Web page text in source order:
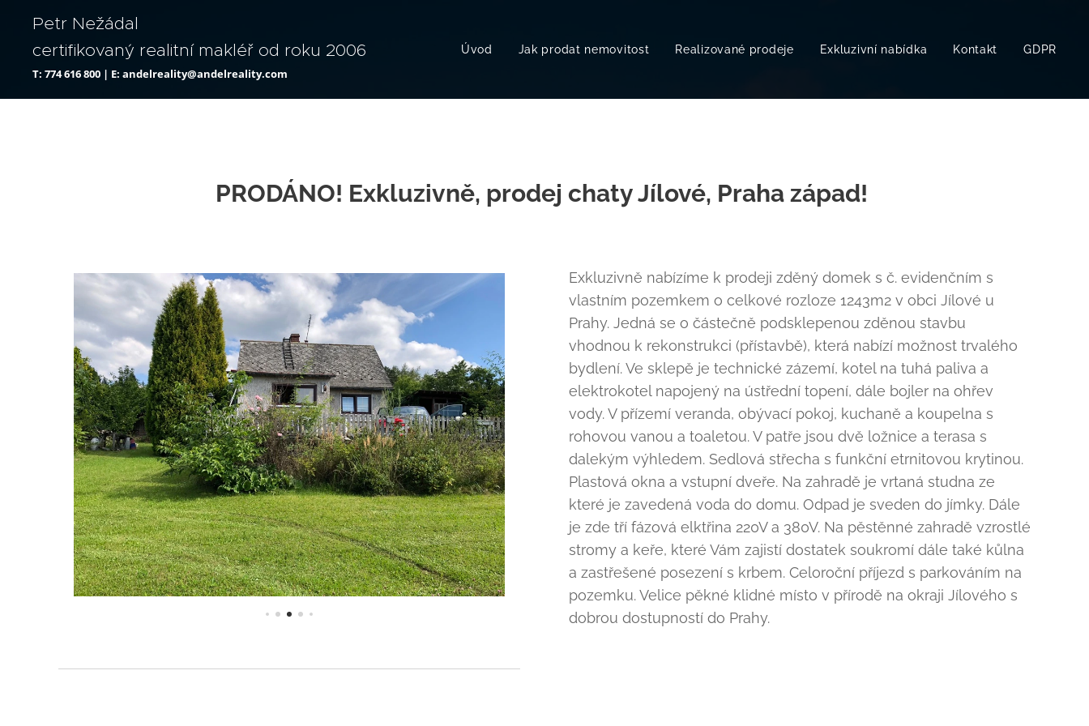
Petr Nežádal
certifikovaný realitní makléř od roku 2006
T: 774 616 800 | E: andelreality@andelreality.com
Úvod Jak prodat nemovitost Realizované prodeje Exkluzivní nabídka Kontakt GDPR
PRODÁNO! Exkluzivně, prodej chaty Jílové, Praha západ!
Exkluzivně nabízíme k prodeji zděný domek s č. evidenčním s
vlastním pozemkem o celkové rozloze 1243m2 v obci Jílové u
Prahy. Jedná se o částečně podsklepenou zděnou stavbu
vhodnou k rekonstrukci (přístavbě), která nabízí možnost trvalého
bydlení. Ve sklepě je technické zázemí, kotel na tuhá paliva a
elektrokotel napojený na ústřední topení, dále bojler na ohřev
vody. V přízemí veranda, obývací pokoj, kuchaně a koupelna s
rohovou vanou a toaletou. V patře jsou dvě ložnice a terasa s
dalekým výhledem. Sedlová střecha s funkční etrnitovou krytinou.
Plastová okna a vstupní dveře. Na zahradě je vrtaná studna ze
které je zavedená voda do domu. Odpad je sveden do jímky. Dále
je zde tří fázová elktřina 220V a 380V. Na pěstěnné zahradě vzrostlé
stromy a keře, které Vám zajistí dostatek soukromí dále také kůlna
a zastřešené posezení s krbem. Celoroční příjezd s parkováním na
pozemku. Velice pěkné klidné místo v přírodě na okraji Jílového s
dobrou dostupností do Prahy.